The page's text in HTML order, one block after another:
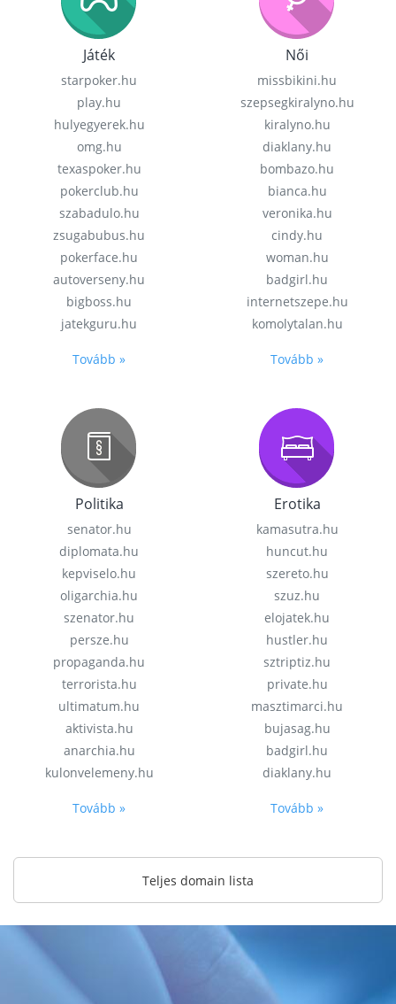
Játék
starpoker.hu
play.hu
hulyegyerek.hu
omg.hu
texaspoker.hu
pokerclub.hu
szabadulo.hu
zsugabubus.hu
pokerface.hu
autoverseny.hu
bigboss.hu
jatekguru.hu
Tovább »
Női
missbikini.hu
szepsegkiralyno.hu
kiralyno.hu
diaklany.hu
bombazo.hu
bianca.hu
veronika.hu
cindy.hu
woman.hu
badgirl.hu
internetszepe.hu
komolytalan.hu
Tovább »
Politika
senator.hu
diplomata.hu
kepviselo.hu
oligarchia.hu
szenator.hu
persze.hu
propaganda.hu
terrorista.hu
ultimatum.hu
aktivista.hu
anarchia.hu
kulonvelemeny.hu
Tovább »
Erotika
kamasutra.hu
huncut.hu
szereto.hu
szuz.hu
elojatek.hu
hustler.hu
sztriptiz.hu
private.hu
masztimarci.hu
bujasag.hu
badgirl.hu
diaklany.hu
Tovább »
Teljes domain lista